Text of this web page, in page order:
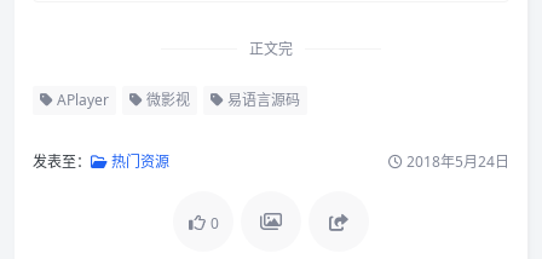
正文完
APlayer 微影视 易语言源码
发表至： 热门资源 2018年5月24日
0